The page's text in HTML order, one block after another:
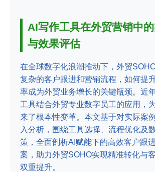
AI写作工具在外贸营销中
与效果评估
在全球数字化浪潮推动下，外贸
复杂的客户跟进和营销流程，如何提
率成为外贸业务增长的关键瓶颈。近
工具结合外贸专业数字员工的应用，
来了根本性变革。本文基于对实际案
入分析，围绕工具选择、流程优化及
策，全面剖析AI赋能下的高效客户跟
案，助力外贸SOHO实现精准转化与
双重提升。